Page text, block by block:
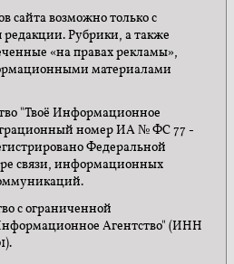
сайта возможно только с
Рубрики, а также
«на правах рекламы»,
материалами
"Твоё Информационное
номер ИА № ФС 77 -
Федеральной
связи, информационных
с ограниченной
Агентство" (ИНН